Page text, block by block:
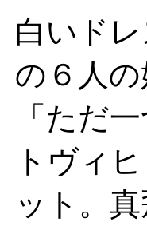
白いド
の６人
「ただ
トヴィ
ット。